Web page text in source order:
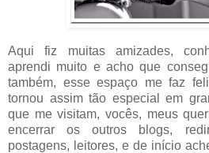
Aqui fiz muitas amizades,
aprendi muito e acho que
também, esse espaço me faz
tornou assim tão especial em
que me visitam, vocês, meus
encerrar os outros blogs,
postagens, leitores, e de início